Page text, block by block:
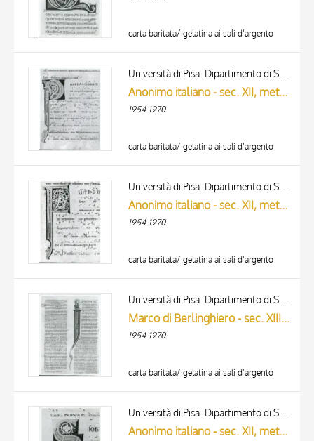
carta baritata/ gelatina ai sali d’argento
Anonimo italiano - sec. XII, metà - Lucca, Biblioteca Capitolare Feliniana, Ms. 601, f. 123r, particolare
1954-1970
carta baritata/ gelatina ai sali d’argento
Anonimo italiano - sec. XII, metà - Lucca, Bibliteca Capitolare Feliniana, Ms. 601, f. 201r, particolare
1954-1970
carta baritata/ gelatina ai sali d’argento
Marco di Berlinghiero - sec. XIII, metà - Lucca, Biblioteca Capitolare Feliniana, Ms. 1, f. 224v, particolare
1954-1970
carta baritata/ gelatina ai sali d’argento
Anonimo italiano - sec. XII, metà - Lucca, Biblioteca Capitolare Feliniana, Ms. 601, f. 119r, particolare
TITOLO
AUTORE
ARTISTA